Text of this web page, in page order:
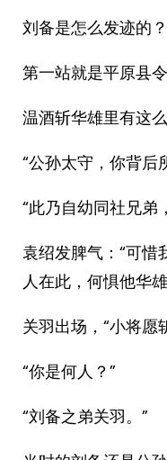
刘备是怎么发迹的？
第一站就是平原县令
温酒斩华雄里有这
“公孙太守，你背后
“此乃自幼同社兄弟
袁绍发脾气：“可惜
人在此，何惧他华
关羽出场，“小将愿
“你是何人？”
“刘备之弟关羽。”